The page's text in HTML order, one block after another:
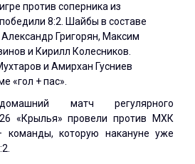
против соперника из
8:2. Шайбы в составе
Григорян, Максим
и Кирилл Колесников.
и Амирхан Гусниев
«гол + пас».
матч регулярного
«Крылья» провели против МХК
команды, которую накануне уже